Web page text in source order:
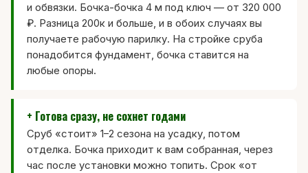
и обвязки. Бочка-бочка 4 м под ключ — от 320 000
₽. Разница 200к и больше, и в обоих случаях вы
получаете рабочую парилку. На стройке сруба
понадобится фундамент, бочка ставится на
любые опоры.
+ Готова сразу, не сохнет годами
Сруб «стоит» 1–2 сезона на усадку, потом
отделка. Бочка приходит к вам собранная, через
час после установки можно топить. Срок «от